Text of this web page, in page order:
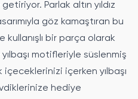
Parlak altın yıldız
göz kamaştıran bu
bir parça olarak
yılbaşı motifleriyle süslenmiş
içeceklerinizi içerken yılbaşı
hediye